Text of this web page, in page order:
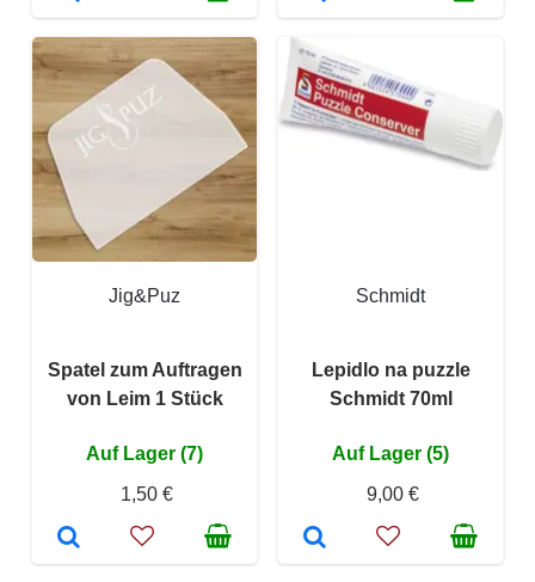
Jig&Puz
Spatel zum Auftragen
von Leim 1 Stück
Auf Lager (7)
1,50 €
Schmidt
Lepidlo na puzzle
Schmidt 70ml
Auf Lager (5)
9,00 €